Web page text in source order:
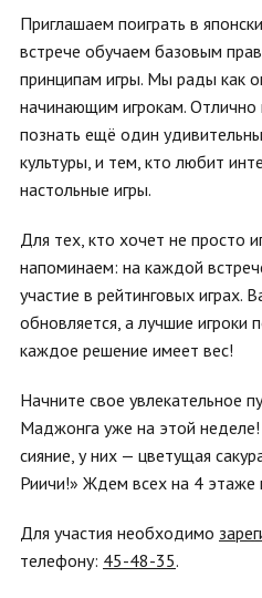
Приглашаем поиграть в
встрече обучаем базовым
принципам игры. Мы рады как
начинающим игрокам.
познать ещё один
культуры, и тем, кто любит
настольные игры.
Для тех, кто хочет не просто
напоминаем: на каждой
участие в рейтинговых играх.
обновляется, а лучшие
каждое решение имеет вес!
Начните свое увлекательное
Маджонга уже на этой неделе!
сияние, у них — цветущая
Риичи!» Ждем всех на 4 этаже
Для участия необходимо
телефону: 45-48-35.